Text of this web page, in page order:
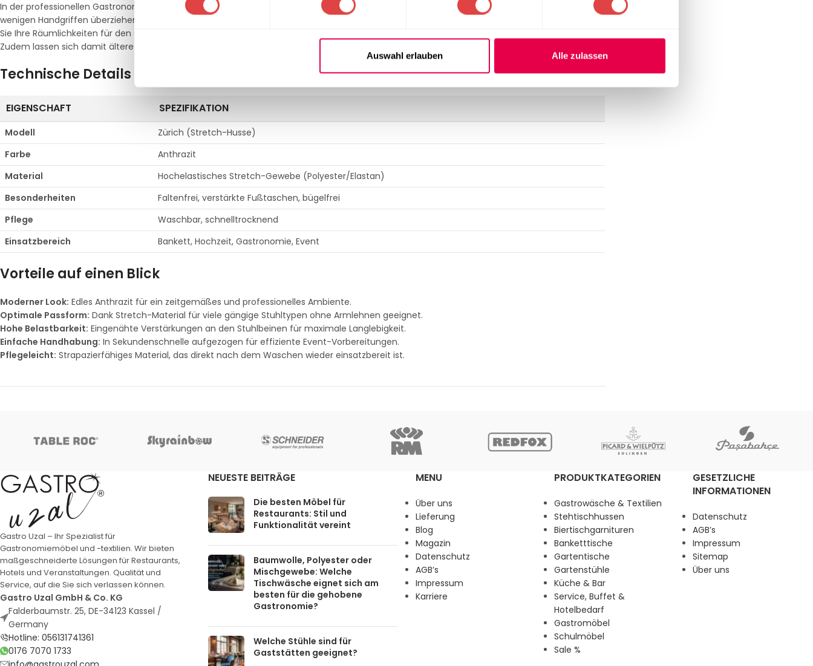
Auswahl erlauben Alle zulassen
In der professionellen Gastronomie zählen Schnelligkeit und einfache Handhabung. Die Serie Zürich ist absolut bügelfrei und lässt sich mit
wenigen Handgriffen überziehen. Das Material ist maschinenwaschbar und behält auch nach vielen Einsätzen seine Form und Farbbrillanz. Falls
Sie Ihre Räumlichkeiten für den schönsten Tag im Leben ausstatten möchten, ist dieses Modell auch die ideale Wahl für
Zudem lassen sich damit ältere oder unterschiedliche
Technische Details im Überblick
EIGENSCHAFT SPEZIFIKATION
Modell
Zürich (Stretch-Husse)
Farbe
Anthrazit
Material
Hochelastisches Stretch-Gewebe (Polyester/Elastan)
Besonderheiten
Faltenfrei, verstärkte Fußtaschen, bügelfrei
Pflege
Waschbar, schnelltrocknend
Einsatzbereich
Bankett, Hochzeit, Gastronomie, Event
Vorteile auf einen Blick
Moderner Look: Edles Anthrazit für ein zeitgemäßes und professionelles Ambiente.
Optimale Passform: Dank Stretch-Material für viele gängige Stuhltypen ohne Armlehnen geeignet.
Hohe Belastbarkeit: Eingenähte Verstärkungen an den Stuhlbeinen für maximale Langlebigkeit.
Einfache Handhabung: In Sekundenschnelle aufgezogen für effiziente Event-Vorbereitungen.
Pflegeleicht: Strapazierfähiges Material, das direkt nach dem Waschen wieder einsatzbereit ist.
Gastro Uzal – Ihr Spezialist für
Gastronomiemöbel und -textilien. Wir bieten
maßgeschneiderte Lösungen für Restaurants,
Hotels und Veranstaltungen. Qualität und
Service, auf die Sie sich verlassen können.
Gastro Uzal GmbH & Co. KG
Falderbaumstr. 25, DE-34123 Kassel /
Germany
Hotline: 056131741361
0176 7070 1733
NEUESTE BEITRÄGE
Die besten Möbel für
Restaurants: Stil und
Funktionalität vereint
Baumwolle, Polyester oder
Mischgewebe: Welche
Tischwäsche eignet sich am
besten für die gehobene
Gastronomie?
Welche Stühle sind für
Gaststätten geeignet?
MENU
Über uns
Lieferung
Blog
Magazin
Datenschutz
AGB’s
Impressum
Karriere
PRODUKTKATEGORIEN
Gastrowäsche & Textilien
Stehtischhussen
Biertischgarnituren
Banketttische
Gartentische
Gartenstühle
Küche & Bar
Service, Buffet &
Hotelbedarf
Gastromöbel
Schulmöbel
Sale %
GESETZLICHE
INFORMATIONEN
Datenschutz
AGB’s
Impressum
Sitemap
Über uns